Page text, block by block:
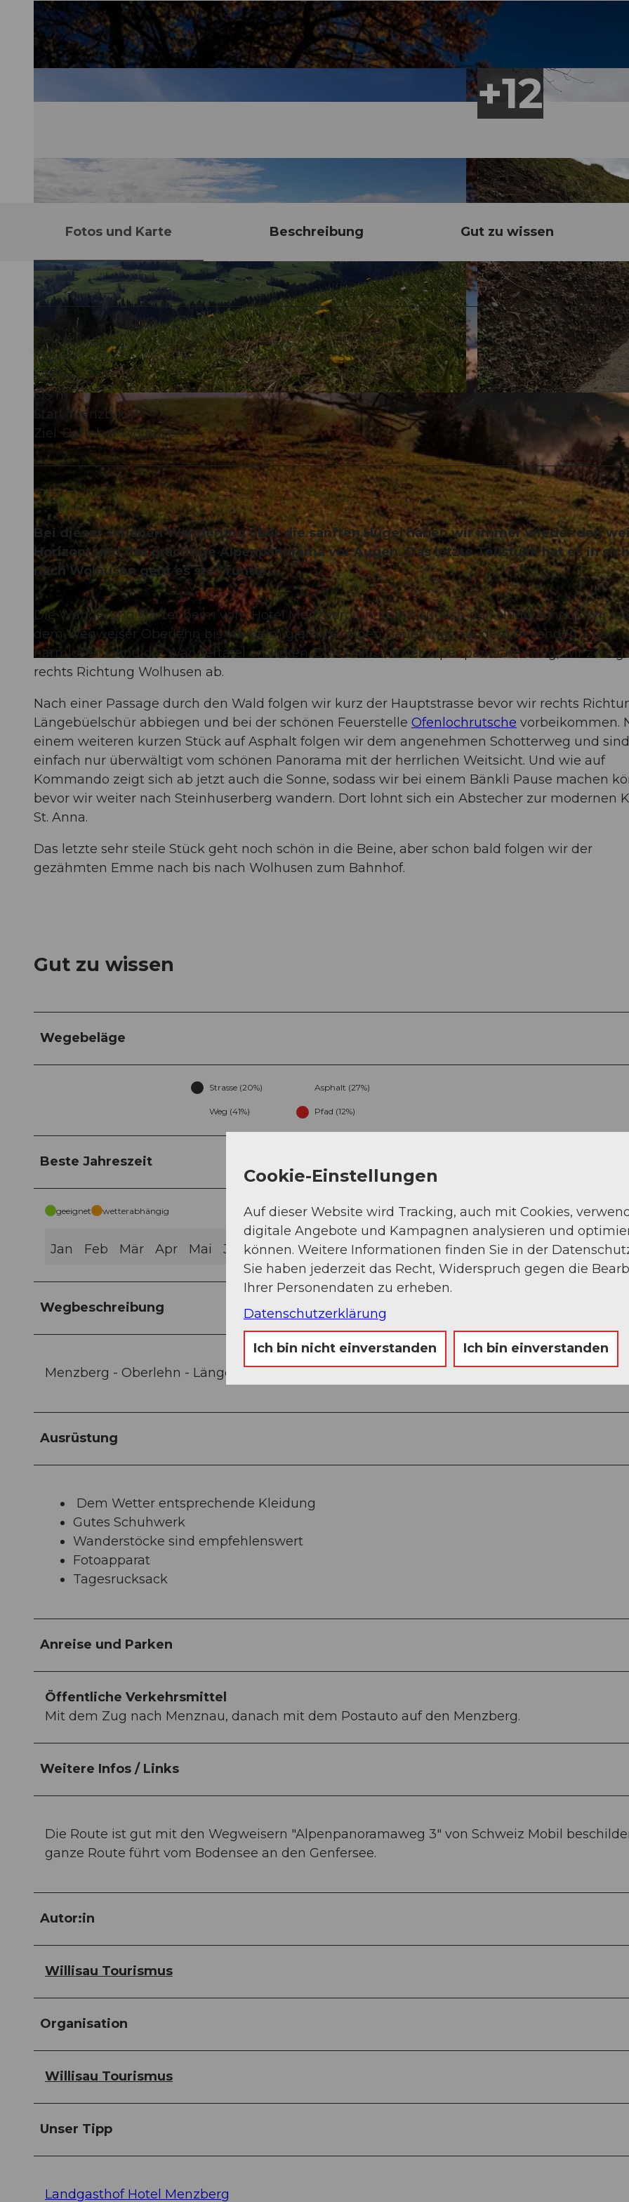
© Willisau Tourismus, Willisau Tourismus
Fotos und Karte Beschreibung Gut zu wissen
3:00 h
10,83 km
100 m
551 m
565 m
1.080 m
515 m
Start: Menzberg
Ziel: Bahnhof Wolhusen
Bei dieser schönen Wanderung über die sanften Hügel haben wir immer wieder den
Horizont und das prächtige Alpenpanorama vor Augen. Das letzte Teilstück hat es in
nach Wolhusen geht es steil runter.
Die Wanderung startet beim vom Hotel Menzberg und führt südlich den Hügel hinauf. Wir
dem Wegweiser Oberlehn bis wir beim gleichnamigen Bauernhof mit dem bellenden, aber
harmlosen Hund die Wandertafel erblicken. Dort teilt sich der Alpenpanoramaweg, wir
rechts Richtung Wolhusen ab.
Nach einer Passage durch den Wald folgen wir kurz der Hauptstrasse bevor wir rechts
Längebüelschür abbiegen und bei der schönen Feuerstelle Ofenlochrutsche vorbeikommen.
einem weiteren kurzen Stück auf Asphalt folgen wir dem angenehmen Schotterweg und sind
einfach nur überwältigt vom schönen Panorama mit der herrlichen Weitsicht. Und wie auf
Kommando zeigt sich ab jetzt auch die Sonne, sodass wir bei einem Bänkli Pause machen
bevor wir weiter nach Steinhuserberg wandern. Dort lohnt sich ein Abstecher zur modernen
St. Anna.
Das letzte sehr steile Stück geht noch schön in die Beine, aber schon bald folgen wir der
gezähmten Emme nach bis nach Wolhusen zum Bahnhof.
Gut zu wissen
Wegebeläge
Strasse (20%) Asphalt (27%)
Weg (41%) Pfad (12%)
Beste Jahreszeit
geeignet wetterabhängig
Jan Feb Mär Apr Mai Jun Jul Aug Sep Okt Nov Dez
Wegbeschreibung
Menzberg - Oberlehn - Längebüel-Schür - Steinhuserberg - Wolhusen
Ausrüstung
Dem Wetter entsprechende Kleidung
Gutes Schuhwerk
Wanderstöcke sind empfehlenswert
Fotoapparat
Tagesrucksack
Anreise und Parken
Öffentliche Verkehrsmittel
Mit dem Zug nach Menznau, danach mit dem Postauto auf den Menzberg.
Weitere Infos / Links
Die Route ist gut mit den Wegweisern "Alpenpanoramaweg 3" von Schweiz Mobil
ganze Route führt vom Bodensee an den Genfersee.
Autor:in
Willisau Tourismus
Organisation
Willisau Tourismus
Unser Tipp
Landgasthof Hotel Menzberg
Cookie-Einstellungen
Auf dieser Website wird Tracking, auch mit Cookies,
digitale Angebote und Kampagnen analysieren und
können. Weitere Informationen finden Sie in der
Sie haben jederzeit das Recht, Widerspruch gegen die
Ihrer Personendaten zu erheben.
Datenschutzerklärung
Ich bin nicht einverstanden Ich bin einverstanden